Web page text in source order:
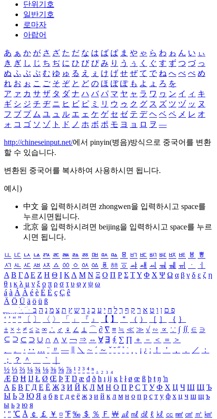
단위기호
일반기호
로마자
아랍어
あ ぁ か が さ ざ た だ な は ば ぱ ま や ゃ ら わ ゎ ん い ぃ
き ぎ し じ ち ぢ に ひ び ぴ み り う ぅ く ぐ す ず つ づ っ
ぬ ふ ぶ ぷ む ゆ ゅ る え ぇ け げ せ ぜ て で ね へ べ ぺ め
れ お ぉ こ ご そ ぞ と ど の ほ ぼ ぽ も よ ょ ろ を
ア ァ カ サ ザ タ ダ ナ ハ バ パ マ ヤ ャ ラ ワ ヮ ン イ ィ キ
ギ シ ジ チ ヂ ニ ヒ ビ ピ ミ リ ウ ゥ ク グ ス ズ ツ ヅ ッ ヌ
フ ブ プ ム ユ ュ ル エ ェ ケ ゲ セ ゼ テ デ ヘ ベ ペ メ レ オ
ォ コ ゴ ソ ゾ ト ド ノ ホ ボ ポ モ ヨ ョ ロ ヲ ―
http://chineseinput.net/에서 pinyin(병음)방식으로 중국어를 변환
할 수 있습니다.
변환된 중국어를 복사하여 사용하시면 됩니다.
예시)
中文 을 입력하시려면 zhongwen을 입력하시고 space를
누르시면됩니다.
北京 을 입력하시려면 beijing을 입력하시고 space를 누르
시면 됩니다.
ㅥ ㅦ ㅧ ㅨ ㅩ ㅪ ㅫ ㅬ ㅭ ㅮ ㅯ ㅰ ㅱ ㅲ ㅳ ㅴ ㅵ ㅶ ㅷ ㅸ
ㅹ
ㅺ ㅻ ㅼ ㅽ ㅾ ㅿ ㆀ ㆁ ㆂ ㆃ ㆄ ㆅ ㆆ ㆇ ㆈ ㆉ ㆊ ㆋ ㆌ ㆍ
ㆎ
Α Β ΓΔ Ε Ζ Η Θ Ι ΚΛ Μ Ν Ξ Ο Π Ρ Σ ΤΥ Φ Χ Ψ Ω α β γ δ ε ζ η
θ ι κ λ μ ν ξ ο π ρ σ τ υ φ χ ψ ω
á à Á À é è É È ç Ç ê
Ä Ö Ü ä ö ü ß
ִֶֹ ֻּ ׁׂ פ ם ן ו ט א ר ק ף ך ל ח י ע כ ג ד ש ץ ת צ מ נ ה ב
‘ ’ “ ” 〔 〕 〈 〉 「 」 『 』 【 】 ＂ （ ） ［ ］ ｛ ｝
± × ÷ ≠ ≤ ≥ ∞ ∴ ♂ ♀ ∠ ⊥ ⌒ ∂ ∇ ≡ ≒ ≪ ≫ √ ∽ ∝ ∵ ∫ ∬ ∈ ∋
⊆ ⊇ ⊂ ⊃ ∪ ∩ ∧ ∨ ￢ ⇒ ⇔ ∀ ∃ ∮ ∑ ∏ ＋ － ＜ ＝
＞
、
。 · ‥ … ¨ 〃 ― ＼ ∼ ´ ～ ˇ ˘ ˝ ˚ ˙ ¸ ¡ ¿ ː ！ ＇ ， ． ／
：
；
？ ＾ ｀
½ ⅓ ⅔ ¼ ¾ ⅛ ⅜ ⅝ ⅞ ¹ ² ³ ⁴ ⁿ ₁ ₂ ₃ ₄
Æ Ð Ħ Ĳ Ł Ø Œ Þ Ŧ Ŋ æ đ ð ħ ı ĳ ĸ ŀ ł ø œ ß þ ŧ ŋ ŉ
А Б В Г Д Е Ё Ж З И Й К Л М Н О П Р С Т У Ф Х Ц Ч Ш Щ Ъ
Ы Ь Э Ю Я а б в г д е ё ж з и й к л м н о п р с т у ф х ц ч ш щ ъ
ы ь э ю я
′ ″ ℃ Å ￠ ￡ ￥ ¤ ℉ ‰ ＄ ％ Ｆ ￦ ㎕ ㎖ ㎗ ℓ ㎘ ㏄ ㎣ ㎤ ㎥ ㎦